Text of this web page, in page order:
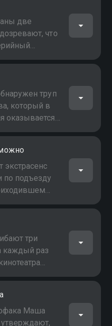
две
что
в обоих
на психику
к Земле
труп
который в
оказывается
а
Этот
потянуть
экстрасенс
подъезду
домофон.
которого
стри
каждый раз
в
ролей в
ходили
Маша